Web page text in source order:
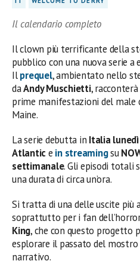
Il calendario completo
Il clown più terrificante della
pubblico con una nuova serie a
Ilprequel, ambientato nello
daAndy Muschietti, racconterà
prime manifestazioni del
Maine.
La serie debutta in Italia
Atlantic e in streamingsu
settimanale. Gli episodi totali
una durata di circa un’ora.
Si tratta di una delle uscite più
soprattutto per i fan
King, che con questo progetto
esplorare il passato del mostro
narrativo.